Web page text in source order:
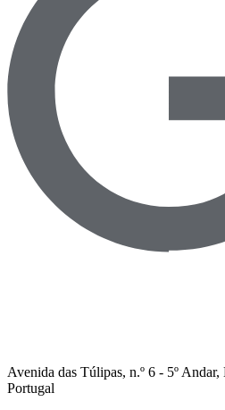
Avenida das Túlipas, n.º 6 - 5º
Portugal